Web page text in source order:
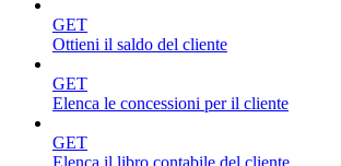
GET
Ottieni il saldo del cliente
GET
Elenca le concessioni per il cliente
GET
Elenca il libro contabile del cliente